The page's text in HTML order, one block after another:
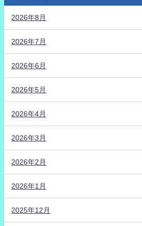
2026年8月
2026年7月
2026年6月
2026年5月
2026年4月
2026年3月
2026年2月
2026年1月
2025年12月